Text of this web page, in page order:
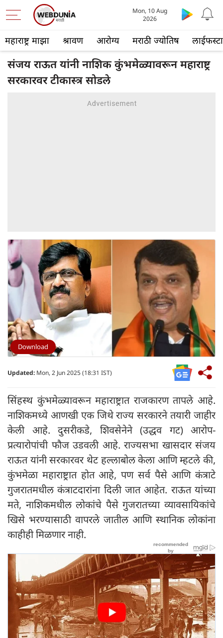
महाराष्ट्र माझा श्रावण आरोग्य मराठी ज्योतिष
Mon, 10 Aug
2026
संजय राऊत यांनी नाशिक कुंभमेळ्यावरून महाराष्ट्र
सरकारवर टीकास्त्र सोडले
Download
Updated: Mon, 2 Jun 2025 (18:31 IST)
सिंहस्थ कुंभमेळ्यावरून महाराष्ट्रात राजकारण तापले आहे.
नाशिकमध्ये आणखी एक जिथे राज्य सरकारने तयारी जाहीर
केली आहे. दुसरीकडे, शिवसेनेने (उद्धव गट) आरोप-
प्रत्यारोपांची फौज उडवली आहे. राज्यसभा खासदार संजय
राऊत यांनी सरकारवर थेट हल्लाबोल केला आणि म्हटले की,
कुंभमेळा महाराष्ट्रात होत आहे, पण सर्व पैसे आणि कंत्राटे
गुजरातमधील कंत्राटदारांना दिली जात आहेत. राऊत यांच्या
मते, नाशिकमधील लोकांचे पैसे गुजरातच्या व्यावसायिकांचे
खिसे भरण्यासाठी वापरले जातील आणि स्थानिक लोकांना
काहीही मिळणार नाही.